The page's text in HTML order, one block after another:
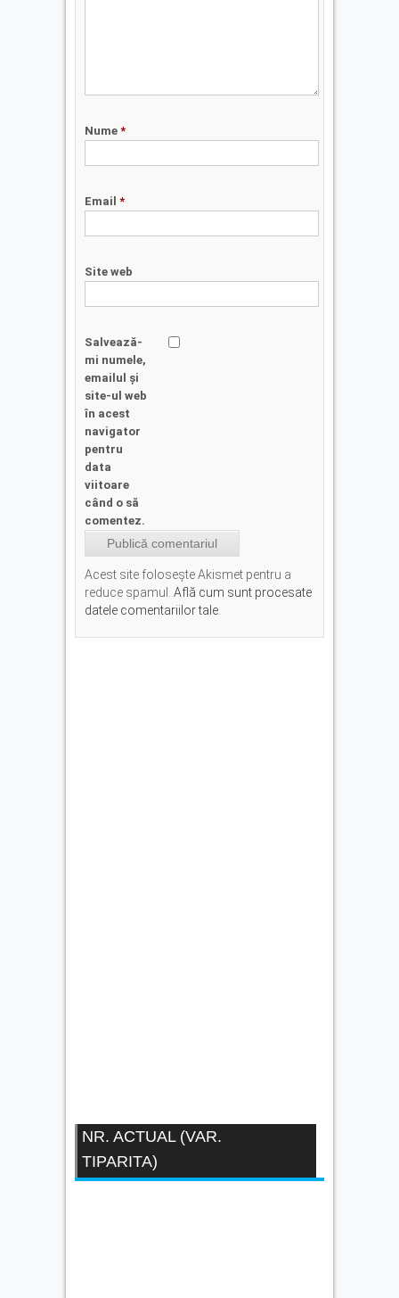
Nume *
Email *
Site web
Salvează-
mi numele,
emailul și
site-ul web
în acest
navigator
pentru
data
viitoare
când o să
comentez.
Acest site folosește Akismet pentru a
reduce spamul. Află cum sunt procesate
datele comentariilor tale
NR. ACTUAL (VAR.
TIPARITA)